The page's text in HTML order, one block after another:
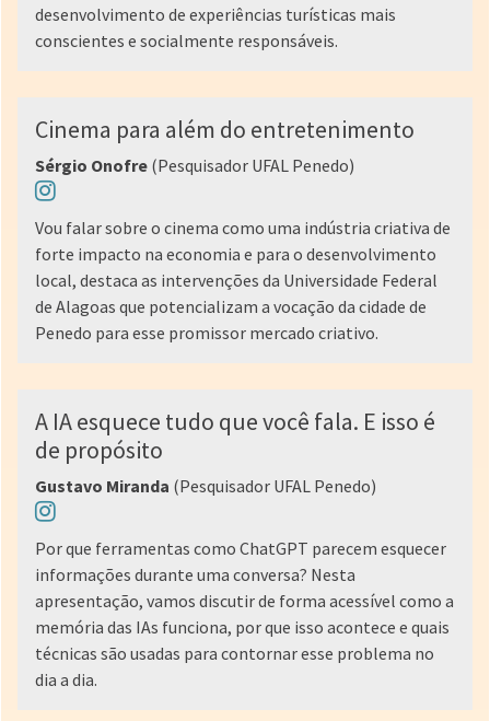
desenvolvimento de experiências turísticas mais
conscientes e socialmente responsáveis.
Cinema para além do entretenimento
Sérgio Onofre (Pesquisador UFAL Penedo)
Vou falar sobre o cinema como uma indústria criativa de
forte impacto na economia e para o desenvolvimento
local, destaca as intervenções da Universidade Federal
de Alagoas que potencializam a vocação da cidade de
Penedo para esse promissor mercado criativo.
A IA esquece tudo que você fala. E isso é
de propósito
Gustavo Miranda (Pesquisador UFAL Penedo)
Por que ferramentas como ChatGPT parecem esquecer
informações durante uma conversa? Nesta
apresentação, vamos discutir de forma acessível como a
memória das IAs funciona, por que isso acontece e quais
técnicas são usadas para contornar esse problema no
dia a dia.